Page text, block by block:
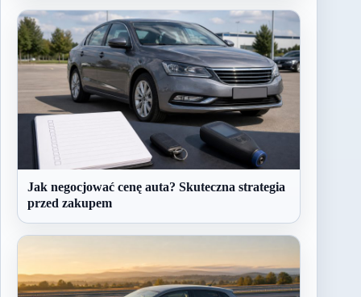
Jak negocjować cenę auta? Skuteczna strategia
przed zakupem